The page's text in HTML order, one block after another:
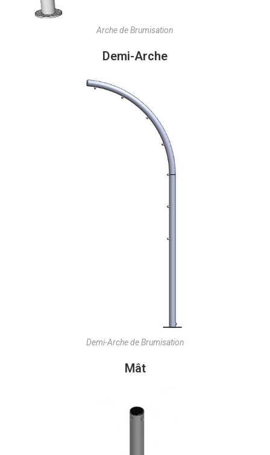
Arche de Brumisation
Demi-Arche
Demi-Arche de Brumisation
Mât